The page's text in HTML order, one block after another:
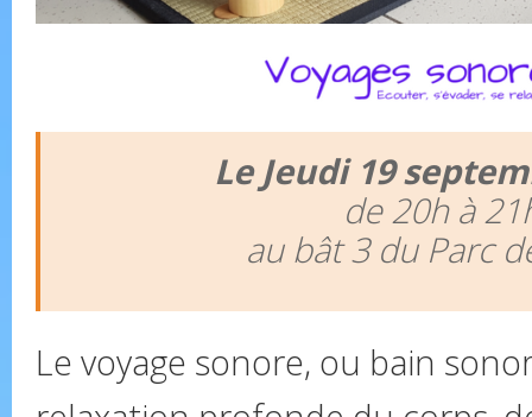
Le Jeudi 19
de 20h à
au bât 3 du Parc
Le voyage sonore, ou bain